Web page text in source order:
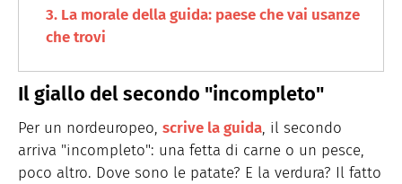
La morale della guida: paese che vai usanze
che trovi
Il giallo del secondo "incompleto"
Per un nordeuropeo, scrive la guida, il secondo
arriva "incompleto": una fetta di carne o un pesce,
poco altro. Dove sono le patate? E la verdura? Il fatto